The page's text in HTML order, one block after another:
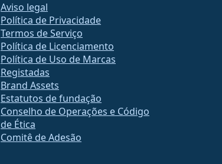
Aviso legal
Política de Privacidade
Termos de Serviço
Política de Licenciamento
Política de Uso de Marcas
Registadas
Brand Assets
Estatutos de fundação
Conselho de Operações e Código
de Ética
Comitê de Adesão